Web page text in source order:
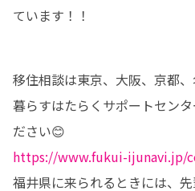
ています！！
移住相談は東京、大阪、京都
暮らすはたらくサポートセン
https://www.fukui-ijunavi.jp/
福井県に来られるときには、